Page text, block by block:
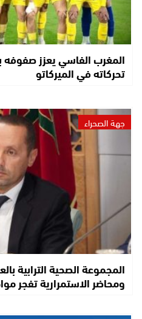
المغرب الفاسي يعزز صفوفه
تحركاته في الميركاتو
جهة الصحراء
المجموعة الصحية الترابية
ومحاضر الاستمرارية تفجر